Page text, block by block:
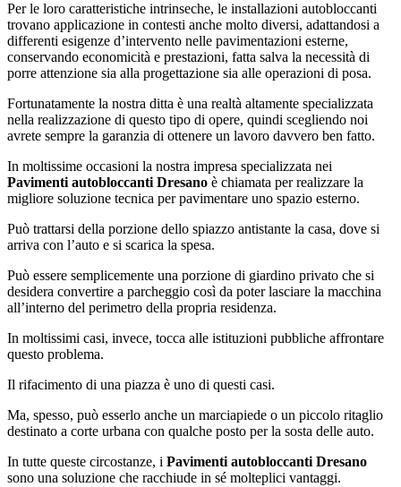
Per le loro caratteristiche intrinseche, le installazioni autobloccanti
trovano applicazione in contesti anche molto diversi, adattandosi a
differenti esigenze d’intervento nelle pavimentazioni esterne,
conservando economicità e prestazioni, fatta salva la necessità di
porre attenzione sia alla progettazione sia alle operazioni di posa.
Fortunatamente la nostra ditta è una realtà altamente specializzata
nella realizzazione di questo tipo di opere, quindi scegliendo noi
avrete sempre la garanzia di ottenere un lavoro davvero ben fatto.
In moltissime occasioni la nostra impresa specializzata nei
Pavimenti autobloccanti Dresano è chiamata per realizzare la
migliore soluzione tecnica per pavimentare uno spazio esterno.
Può trattarsi della porzione dello spiazzo antistante la casa, dove si
arriva con l’auto e si scarica la spesa.
Può essere semplicemente una porzione di giardino privato che si
desidera convertire a parcheggio così da poter lasciare la macchina
all’interno del perimetro della propria residenza.
In moltissimi casi, invece, tocca alle istituzioni pubbliche affrontare
questo problema.
Il rifacimento di una piazza è uno di questi casi.
Ma, spesso, può esserlo anche un marciapiede o un piccolo ritaglio
destinato a corte urbana con qualche posto per la sosta delle auto.
In tutte queste circostanze, i Pavimenti autobloccanti Dresano
sono una soluzione che racchiude in sé molteplici vantaggi.